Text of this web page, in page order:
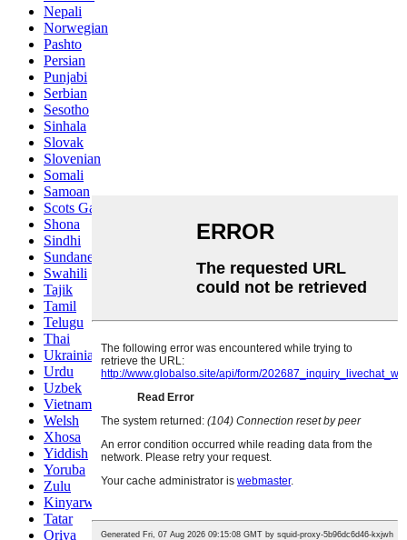
Nepali
Norwegian
Pashto
Persian
Punjabi
Serbian
Sesotho
Sinhala
Slovak
Slovenian
Somali
Samoan
Scots Gaelic
Shona
Sindhi
Sundanese
Swahili
Tajik
Tamil
Telugu
Thai
Ukrainian
Urdu
Uzbek
Vietnamese
Welsh
Xhosa
Yiddish
Yoruba
Zulu
Kinyarwanda
Tatar
Oriya